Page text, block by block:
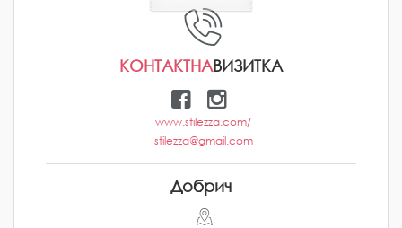
КОНТАКТНАВИЗИТКА
www.stilezza.com/
stilezza@gmail.com
Добрич